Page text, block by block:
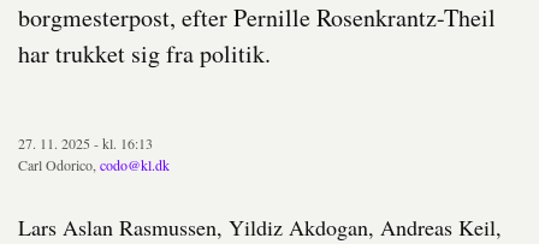
borgmesterpost, efter Pernille Rosenkrantz-Theil
har trukket sig fra politik.
27. 11. 2025 - kl. 16:13
Carl Odorico,codo@kl.dk
Lars Aslan Rasmussen, Yildiz Akdogan, Andreas Keil,